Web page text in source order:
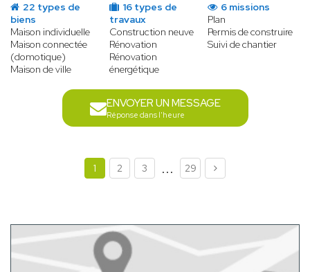
22 types de
biens
Maison individuelle
Maison connectée
(domotique)
Maison de ville
16 types de
travaux
Construction neuve
Rénovation
Rénovation
énergétique
6 missions
Plan
Permis de construire
Suivi de chantier
ENVOYER UN MESSAGE
Réponse dans l'heure
1 2 3 ... 29